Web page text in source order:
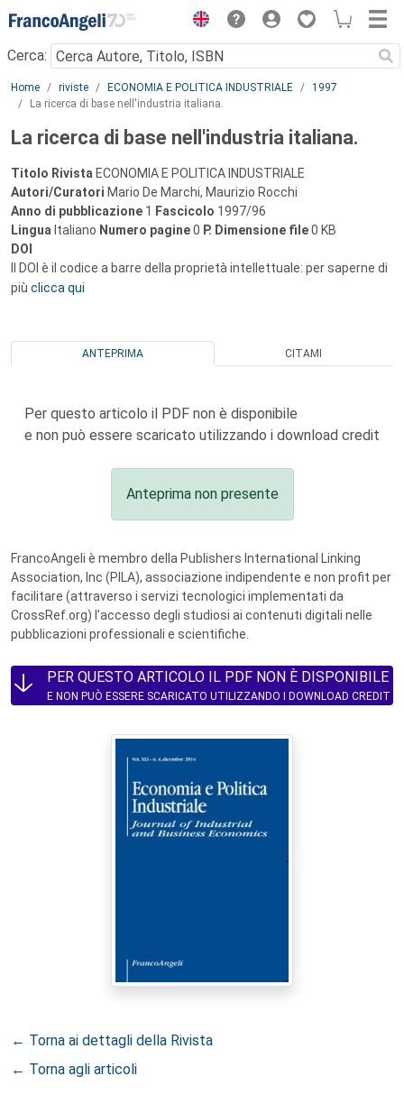
Menu
Cerca:
Main content
Home riviste ECONOMIA E POLITICA INDUSTRIALE
1997
La ricerca di base nell'industria italiana.
La ricerca di base nell'industria italiana.
Titolo Rivista ECONOMIA E POLITICA INDUSTRIALE
Autori/Curatori Mario De Marchi, Maurizio Rocchi
Anno di pubblicazione 1 Fascicolo 1997/96
Lingua Italiano Numero pagine0 P. Dimensione file0 KB
DOI
Il DOI è il codice a barre della proprietà intellettuale: per saperne di
più clicca qui
ANTEPRIMA CITAMI
Per questo articolo il PDF non è disponibile
e non può essere scaricato utilizzando i download credit
Anteprima non presente
FrancoAngeli è membro della Publishers International Linking
Association, Inc (PILA), associazione indipendente e non profit per
facilitare (attraverso i servizi tecnologici implementati da
CrossRef.org) l’accesso degli studiosi ai contenuti digitali nelle
pubblicazioni professionali e scientifiche.
PER QUESTO ARTICOLO IL PDF NON È DISPONIBILE
E NON PUÒ ESSERE SCARICATO UTILIZZANDO I DOWNLOAD CREDIT
← Torna ai dettagli della Rivista
← Torna agli articoli